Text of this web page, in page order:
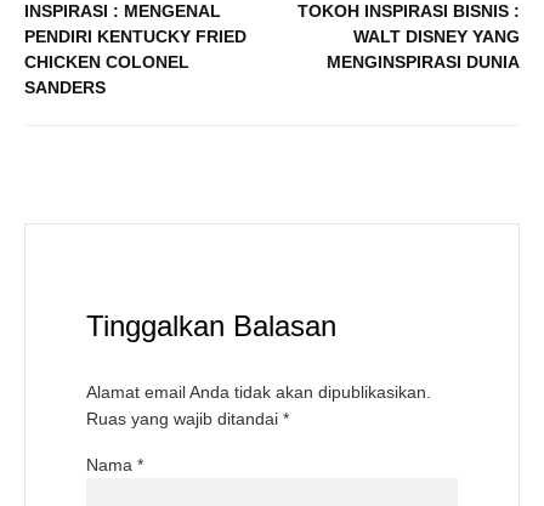
INSPIRASI : MENGENAL
PENDIRI KENTUCKY FRIED
CHICKEN COLONEL
SANDERS
TOKOH INSPIRASI BISNIS :
WALT DISNEY YANG
MENGINSPIRASI DUNIA
Tinggalkan Balasan
Alamat email Anda tidak akan dipublikasikan.
Ruas yang wajib ditandai *
Nama *